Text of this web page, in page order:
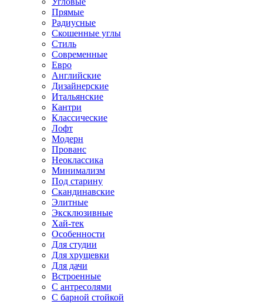
Прямые
Радиусные
Скошенные углы
Стиль
Современные
Евро
Английские
Дизайнерские
Итальянские
Кантри
Классические
Лофт
Модерн
Прованс
Неоклассика
Минимализм
Под старину
Скандинавские
Элитные
Эксклюзивные
Хай-тек
Особенности
Для студии
Для хрущевки
Для дачи
Встроенные
С антресолями
С барной стойкой